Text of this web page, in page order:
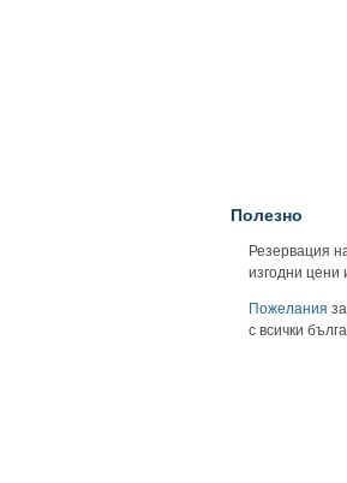
Полезно
Резервация
изгодни цени
Пожелания
с всички